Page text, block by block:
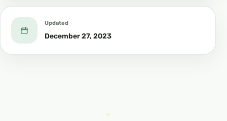
Updated
December 27, 2023